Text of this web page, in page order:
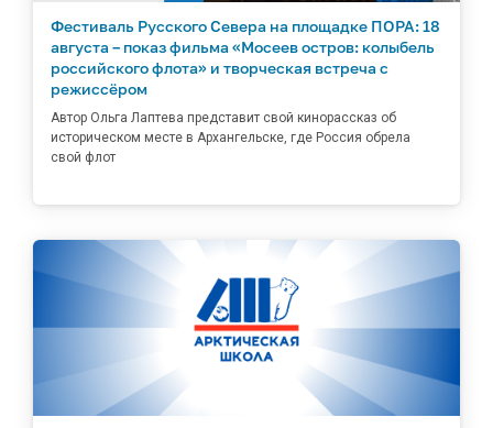
Фестиваль Русского Севера на площадке ПОРА: 18
августа – показ фильма «Мосеев остров: колыбель
российского флота» и творческая встреча с
режиссёром
Автор Ольга Лаптева представит свой кинорассказ об
историческом месте в Архангельске, где Россия обрела
свой флот